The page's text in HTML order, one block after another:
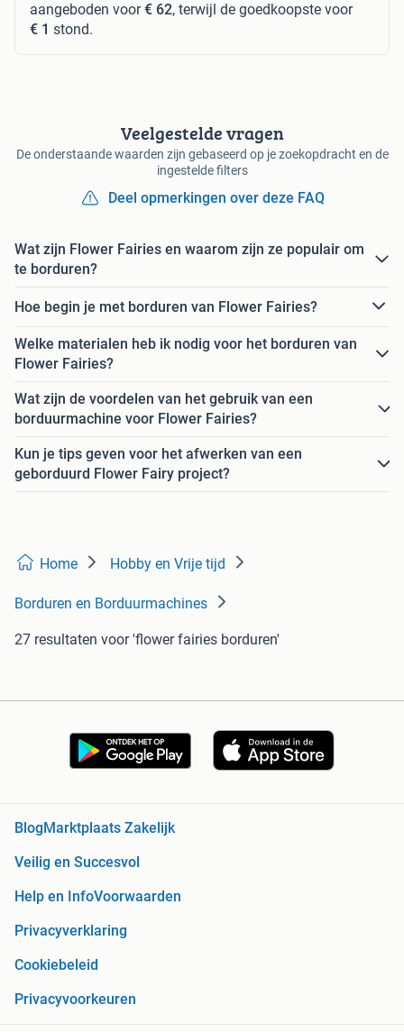
aangeboden voor€ 62, terwijl de goedkoopste voor
€ 1 stond.
Veelgestelde vragen
De onderstaande waarden zijn gebaseerd op je zoekopdracht en de
ingestelde filters
Deel opmerkingen over deze FAQ
Wat zijn Flower Fairies en waarom zijn ze populair om
te borduren?
Hoe begin je met borduren van Flower Fairies?
Welke materialen heb ik nodig voor het borduren van
Flower Fairies?
Wat zijn de voordelen van het gebruik van een
borduurmachine voor Flower Fairies?
Kun je tips geven voor het afwerken van een
geborduurd Flower Fairy project?
Home Hobby en Vrije tijd
Borduren en Borduurmachines
27 resultaten voor 'flower fairies borduren'
BlogMarktplaats Zakelijk
Veilig en Succesvol
Help en InfoVoorwaarden
Privacyverklaring
Cookiebeleid
Privacyvoorkeuren